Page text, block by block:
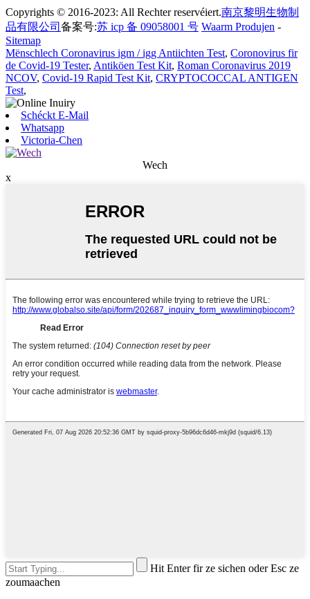
Copyrights © 2016-2023: All Rechter reservéiert.南京黎明生物制
品有限公司 备案号:苏 icp 备 09058001 号 Waarm Produjen -
Sitemap
Mënschlech Coronavirus igm / igg Antiichten Test, Coronovirus fir
de Covid-19 Tester, Antiköen Test Kit, Roman Coronavirus 2019
NCOV, Covid-19 Rapid Test Kit, CRYPTOCOCCAL ANTIGEN
Test,
Schéckt E-Mail
Whatsapp
Victoria-Chen
Wech
x
Hit Enter fir ze sichen oder Esc ze
zoumaachen